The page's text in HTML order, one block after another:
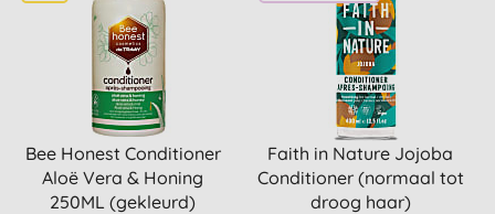
Bee Honest Conditioner
Aloë Vera & Honing
250ML (gekleurd)
Faith in Nature Jojoba
Conditioner (normaal tot
droog haar)